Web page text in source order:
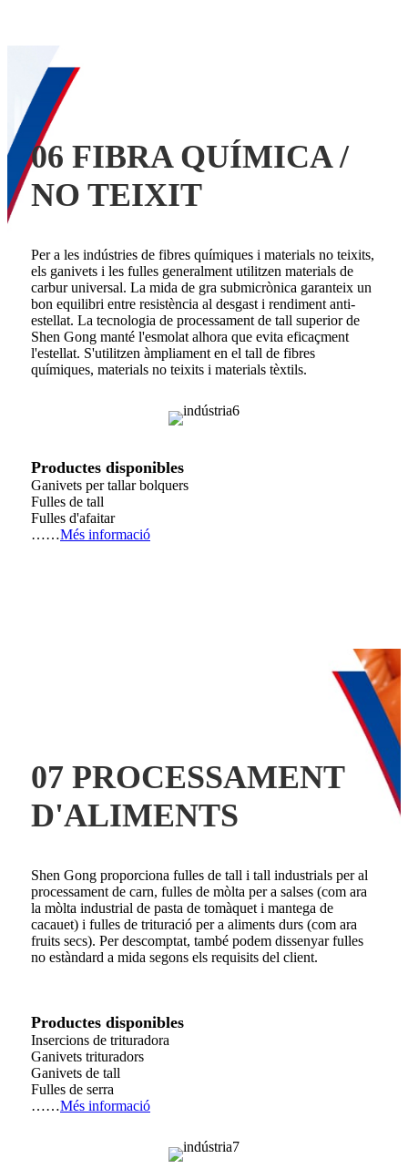
06 FIBRA QUÍMICA /
NO TEIXIT
Per a les indústries de fibres químiques i materials no teixits,
els ganivets i les fulles generalment utilitzen materials de
carbur universal. La mida de gra submicrònica garanteix un
bon equilibri entre resistència al desgast i rendiment anti-
estellat. La tecnologia de processament de tall superior de
Shen Gong manté l'esmolat alhora que evita eficaçment
l'estellat. S'utilitzen àmpliament en el tall de fibres
químiques, materials no teixits i materials tèxtils.
Productes disponibles
Ganivets per tallar bolquers
Fulles de tall
Fulles d'afaitar
……Més informació
07 PROCESSAMENT
D'ALIMENTS
Shen Gong proporciona fulles de tall i tall industrials per al
processament de carn, fulles de mòlta per a salses (com ara
la mòlta industrial de pasta de tomàquet i mantega de
cacauet) i fulles de trituració per a aliments durs (com ara
fruits secs). Per descomptat, també podem dissenyar fulles
no estàndard a mida segons els requisits del client.
Productes disponibles
Insercions de trituradora
Ganivets trituradors
Ganivets de tall
Fulles de serra
……Més informació